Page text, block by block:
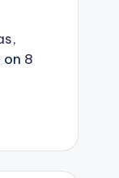
on 8